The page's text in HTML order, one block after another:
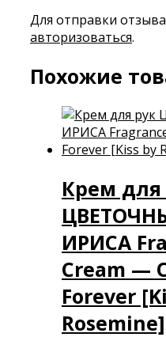
Для отправки
авторизоваться.
Похожие
Крем для
ИРИСА
Cream —
Forever